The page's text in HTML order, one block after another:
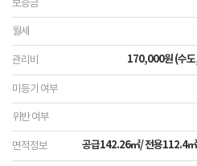
170,000원 (수
공급142.26㎡/ 전용112.4㎡